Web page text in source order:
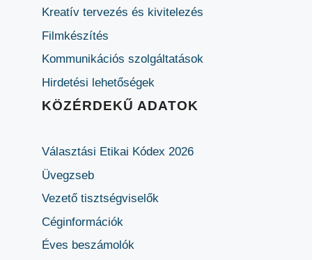
Kreatív tervezés és kivitelezés
Filmkészítés
Kommunikációs szolgáltatások
Hirdetési lehetőségek
KÖZÉRDEKŰ ADATOK
Választási Etikai Kódex 2026
Üvegzseb
Vezető tisztségviselők
Céginformációk
Éves beszámolók